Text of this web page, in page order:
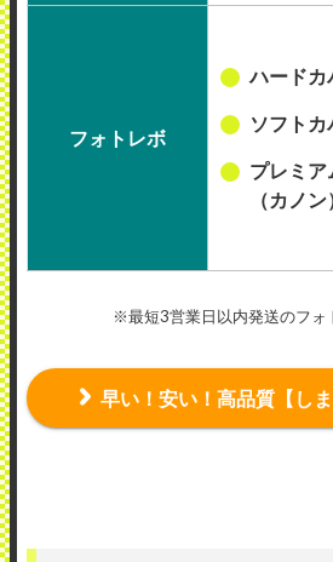
フォトレボ
ハードカ
ソフトカ
プレミア
（カノン
※最短3営業日以内発送のフォ
早い！安い！高品質【しま